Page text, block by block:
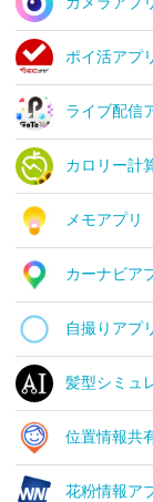
ポイ活アプ
ライブ配信
カロリー計
メモアプリ
カーナビア
自撮りアプ
髪型シミュ
位置情報共
花粉情報ア